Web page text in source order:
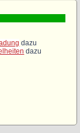
dazu
dazu